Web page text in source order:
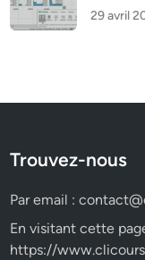
29 avril
Trouvez-nous
Par email :
En visitant cette
https://